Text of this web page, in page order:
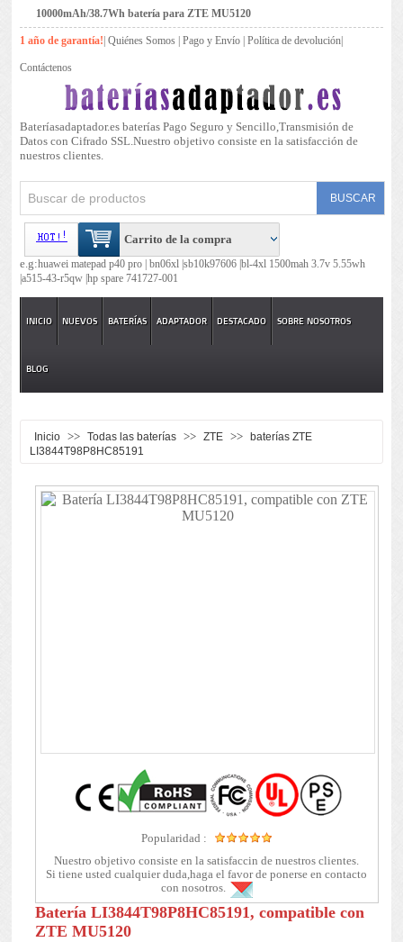
10000mAh/38.7Wh batería para ZTE MU5120
1 año de garantía! |Quiénes Somos |Pago y Envío |Política de devolución
Contáctenos
Bateríasadaptador.es baterías Pago Seguro y Sencillo,Transmisión de
Datos con Cifrado SSL.Nuestro objetivo consiste en la satisfacción de
nuestros clientes.
Carrito de la compra
e.g:huawei matepad p40 pro |bn06xl |sb10k97606 |bl-4xl 1500mah 3.7v 5.55wh
|a515-43-r5qw |hp spare 741727-001
INICIO NUEVOS BATERÍAS ADAPTADOR DESTACADO SOBRE NOSOTROS
BLOG
Inicio >> Todas las baterías >> ZTE >>
baterías ZTE
LI3844T98P8HC85191
Popularidad :
Nuestro objetivo consiste en la satisfaccin de nuestros clientes.
Si tiene usted cualquier duda,haga el favor de ponerse en contacto
con nosotros.
Batería LI3844T98P8HC85191, compatible con
ZTE MU5120